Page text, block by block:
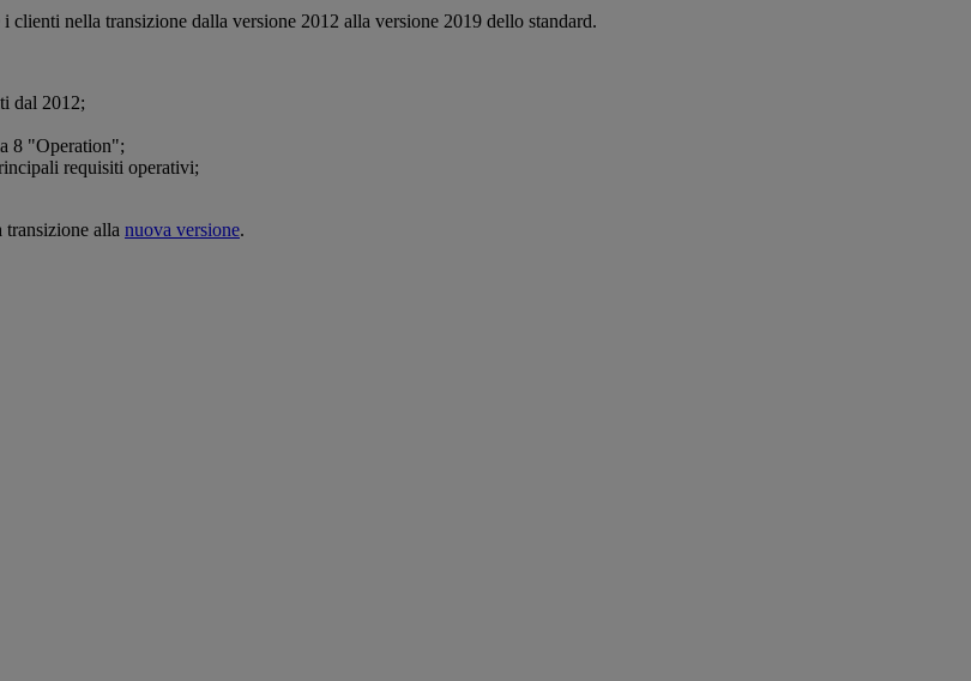
nella transizione dalla versione 2012 alla versione 2019 dello standard.
dal 2012;
8 "Operation";
requisiti operativi;
alla nuova versione.